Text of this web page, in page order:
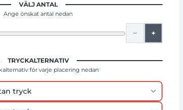
VÄLJ ANTAL
Ange önskat antal nedan
− +
TRYCKALTERNATIV
för varje placering nedan